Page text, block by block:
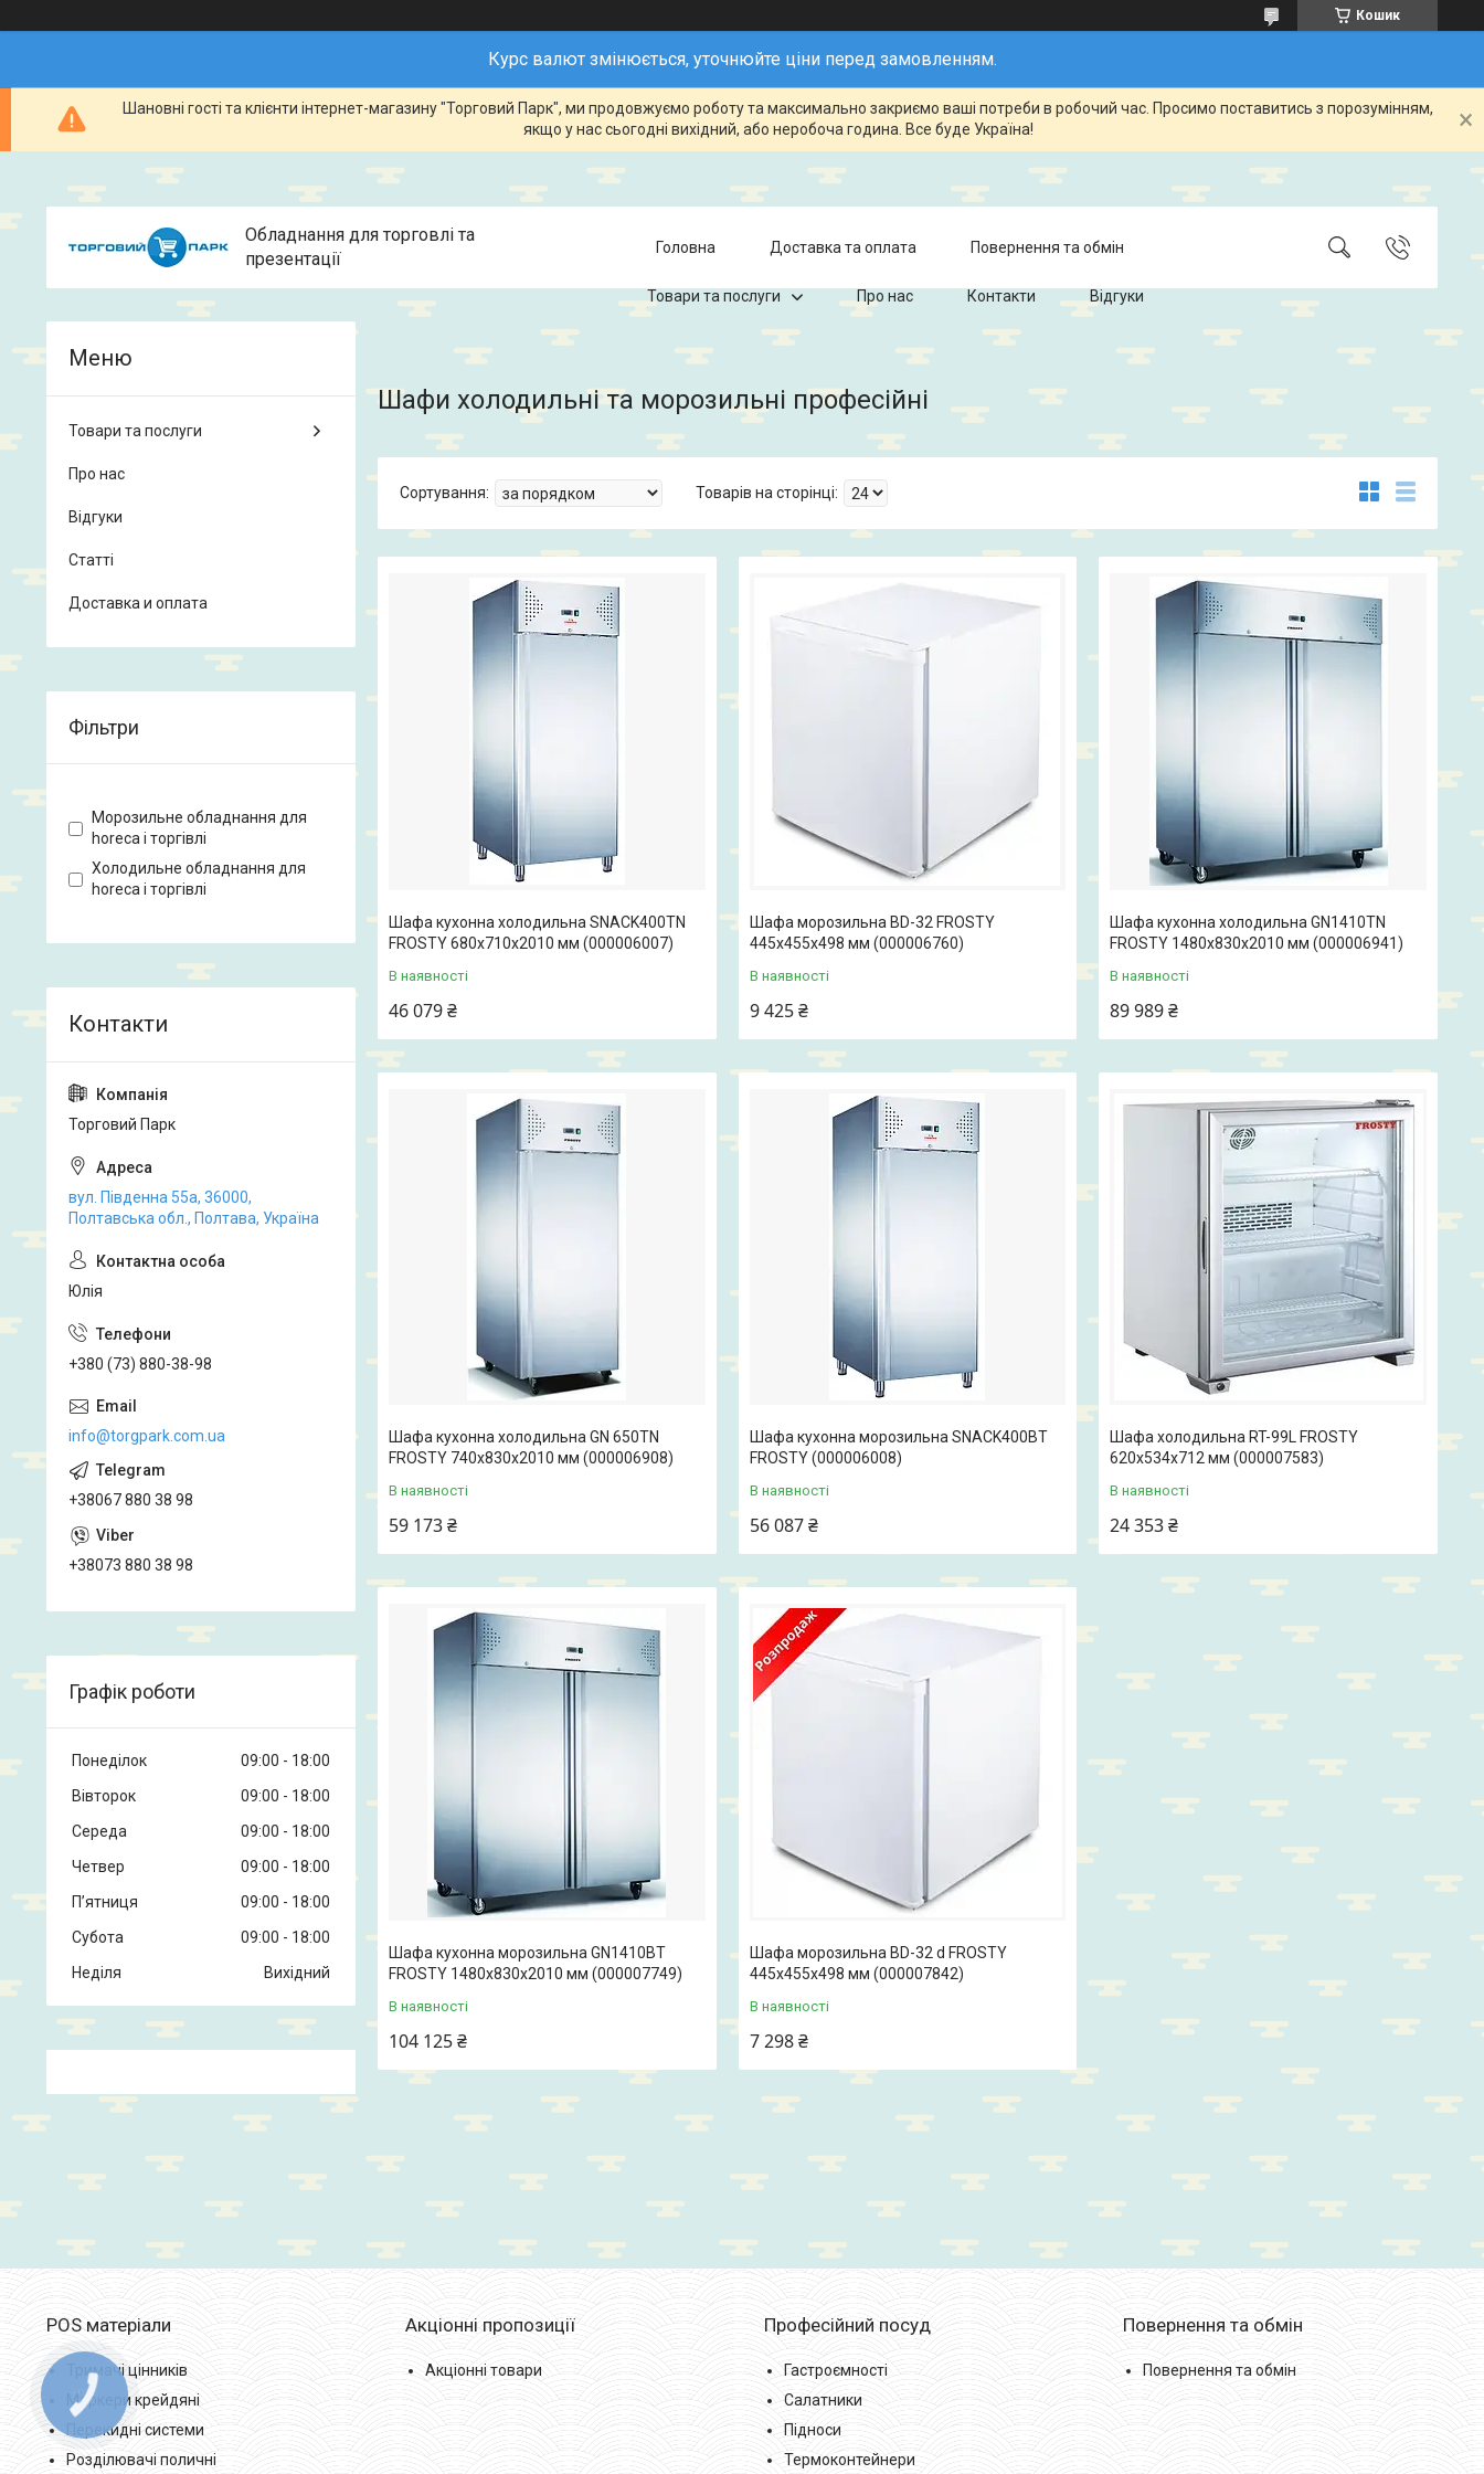
Кошик
Курс валют змінюється, уточнюйте ціни перед замовленням.
Шановні гості та клієнти інтернет-магазину "Торговий Парк", ми продовжуємо роботу та максимально закриємо ваші потреби в робочий час. Просимо поставитись з порозумінням,
якщо у нас сьогодні вихідний, або неробоча година. Все буде Україна!
Обладнання для торговлі та
презентації
Головна Доставка та оплата Повернення та обмін
Товари та послуги Про нас Контакти Відгуки
Шафи холодильні та морозильні професійні
Шафа кухонна холодильна SNACK400TN
FROSTY 680x710x2010 мм (000006007)
В наявності
46 079 ₴
Шафа морозильна BD-32 FROSTY
445x455x498 мм (000006760)
В наявності
9 425 ₴
Шафа кухонна холодильна GN1410TN
FROSTY 1480x830x2010 мм (000006941)
В наявності
89 989 ₴
Шафа кухонна холодильна GN 650TN
FROSTY 740x830x2010 мм (000006908)
В наявності
59 173 ₴
Шафа кухонна морозильна SNACK400BT
FROSTY (000006008)
В наявності
56 087 ₴
Шафа холодильна RT-99L FROSTY
620x534x712 мм (000007583)
В наявності
24 353 ₴
Шафа кухонна морозильна GN1410BT
FROSTY 1480x830x2010 мм (000007749)
В наявності
104 125 ₴
Шафа морозильна BD-32 d FROSTY
445x455x498 мм (000007842)
В наявності
7 298 ₴
Товари та послуги
Про нас
Відгуки
Статті
Доставка и оплата
Фільтри
Морозильне обладнання для
horeca і торгівлі
Холодильне обладнання для
horeca і торгівлі
Торговий Парк
вул. Південна 55а, 36000,
Полтавська обл., Полтава, Україна
Юлія
+380 (73) 880-38-98
info@torgpark.com.ua
+38067 880 38 98
+38073 880 38 98
Графік роботи
Понеділок 09:00
18:00
Вівторок
09:00
18:00
Середа
09:00
18:00
Четвер
09:00
18:00
Пʼятниця
09:00
18:00
Субота
09:00
18:00
Неділя
Вихідний
POS матеріали
Тримачі цінників
Маркери крейдяні
Перекидні системи
Розділювачі поличні
Акціонні пропозиції
Акціонні товари
Професійний посуд
Гастроємності
Салатники
Підноси
Термоконтейнери
Повернення та обмін
Повернення та обмін
КНОПКА
ЗВ'ЯЗКУ